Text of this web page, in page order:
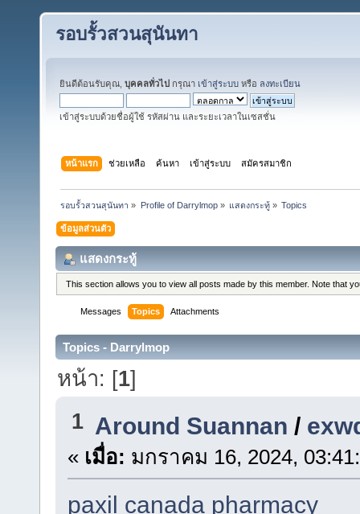
รอบรั้วสวนสุนันทา
ยินดีต้อนรับคุณ, บุคคลทั่วไป กรุณา เข้าสู่ระบบ หรือ ลงทะเบียน
เข้าสู่ระบบด้วยชื่อผู้ใช้ รหัสผ่าน และระยะเวลาในเซสชั่น
หน้าแรก ช่วยเหลือ ค้นหา เข้าสู่ระบบ สมัครสมาชิก
รอบรั้วสวนสุนันทา » Profile of Darrylmop» แสดงกระทู้» Topics
ข้อมูลส่วนตัว
แสดงกระทู้
This section allows you to view all posts made by this member. Note that
Messages Topics Attachments
Topics - Darrylmop
หน้า: [1]
1 Around Suannan /
« เมื่อ: มกราคม 16, 2024,
paxil canada pharmacy